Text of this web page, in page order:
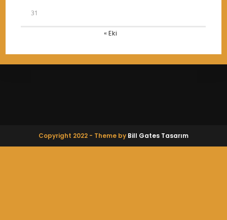
31
« Eki
Copyright 2022 - Theme by Bill Gates Tasarım